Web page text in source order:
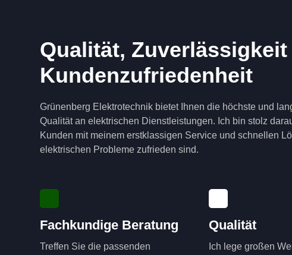
Qualität, Zuverlässigkeit
Kundenzufriedenheit
Grünenberg Elektrotechnik bietet Ihnen die höchste und
Qualität an elektrischen Dienstleistungen. Ich bin stolz
Kunden mit meinem erstklassigen Service und schnellen
elektrischen Probleme zufrieden sind.
Fachkundige Beratung
Treffen Sie die passenden
Qualität
Ich lege großen